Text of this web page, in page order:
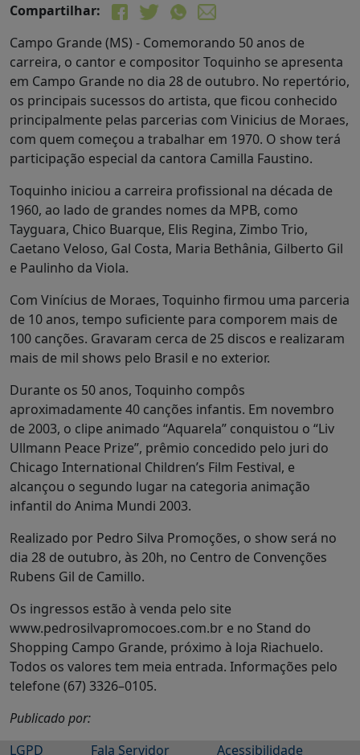
Compartilhar:
Campo Grande (MS) - Comemorando 50 anos de
carreira, o cantor e compositor Toquinho se apresenta
em Campo Grande no dia 28 de outubro. No repertório,
os principais sucessos do artista, que ficou conhecido
principalmente pelas parcerias com Vinicius de Moraes,
com quem começou a trabalhar em 1970. O show terá
participação especial da cantora Camilla Faustino.
Toquinho iniciou a carreira profissional na década de
1960, ao lado de grandes nomes da MPB, como
Tayguara, Chico Buarque, Elis Regina, Zimbo Trio,
Caetano Veloso, Gal Costa, Maria Bethânia, Gilberto Gil
e Paulinho da Viola.
Com Vinícius de Moraes, Toquinho firmou uma parceria
de 10 anos, tempo suficiente para comporem mais de
100 canções. Gravaram cerca de 25 discos e realizaram
mais de mil shows pelo Brasil e no exterior.
Durante os 50 anos, Toquinho compôs
aproximadamente 40 canções infantis. Em novembro
de 2003, o clipe animado “Aquarela” conquistou o “Liv
Ullmann Peace Prize”, prêmio concedido pelo juri do
Chicago International Children’s Film Festival, e
alcançou o segundo lugar na categoria animação
infantil do Anima Mundi 2003.
Realizado por Pedro Silva Promoções, o show será no
dia 28 de outubro, às 20h, no Centro de Convenções
Rubens Gil de Camillo.
Os ingressos estão à venda pelo site
www.pedrosilvapromocoes.com.br e no Stand do
Shopping Campo Grande, próximo à loja Riachuelo.
Todos os valores tem meia entrada. Informações pelo
telefone (67) 3326–0105.
Publicado por:
LGPD
Fala Servidor Acessibilidade